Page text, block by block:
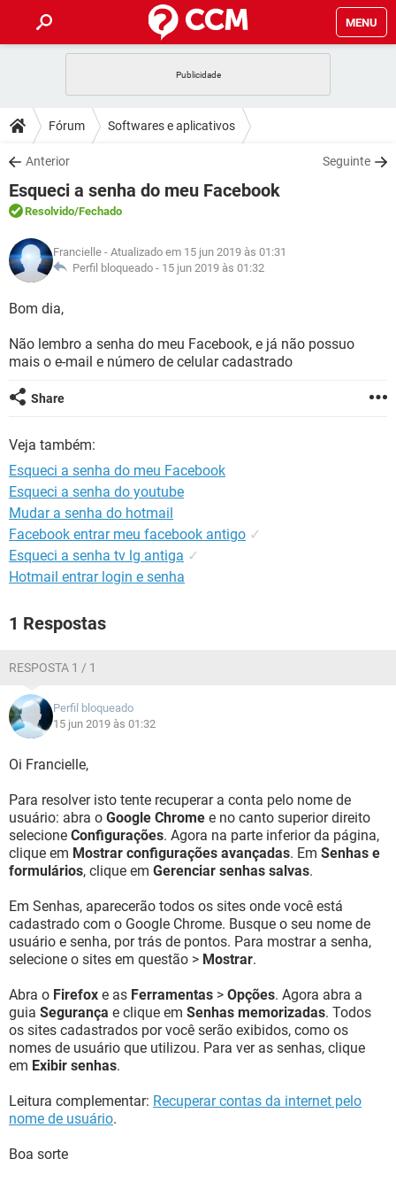
MENU
CELULAR FACEBOOK
OUTLOOK
INSTAGRAM GMAIL
GUIA DE COMPRAS
DICAS
JOGOS WHATSAPP
OUTLOOK
INSTAGRAM
GUIA DE COMPRAS
DOWNLOADS
JOGOS WHATSAPP
CELULAR
OUTLOOK EXCEL
INSTAGRAM
GUIA DE COMPRAS
FÓRUM
JOGOS
CELULAR FACEBOOK
GUIA DE COMPRAS
GLOSSÁRIO
JOGOS
CELULAR
OUTLOOK EXCEL
GUIA DE COMPRAS
Fórum Softwares e aplicativos
Anterior Seguinte
Esqueci a senha do meu Facebook
Resolvido/Fechado
Francielle - Atualizado em 15 jun 2019 às 01:31
Perfil bloqueado - 15 jun 2019 às 01:32
Bom dia,
Não lembro a senha do meu Facebook, e já não possuo
mais o e-mail e número de celular cadastrado
Share
Veja também:
Esqueci a senha do meu Facebook
Esqueci a senha do youtube
Mudar a senha do hotmail
Facebook entrar meu facebook antigo ✓
Esqueci a senha tv lg antiga ✓
Hotmail entrar login e senha
1 Respostas
RESPOSTA 1 / 1
Perfil bloqueado
15 jun 2019 às 01:32
Oi Francielle,
Para resolver isto tente recuperar a conta pelo nome de
usuário: abra o Google Chrome e no canto superior direito
selecione Configurações. Agora na parte inferior da página,
clique em Mostrar configurações avançadas. Em Senhas e
formulários, clique em Gerenciar senhas salvas.
Em Senhas, aparecerão todos os sites onde você está
cadastrado com o Google Chrome. Busque o seu nome de
usuário e senha, por trás de pontos. Para mostrar a senha,
selecione o sites em questão > Mostrar.
Abra o Firefox e as Ferramentas > Opções. Agora abra a
guia Segurança e clique em Senhas memorizadas. Todos
os sites cadastrados por você serão exibidos, como os
nomes de usuário que utilizou. Para ver as senhas, clique
em Exibir senhas.
Leitura complementar: Recuperar contas da internet pelo
nome de usuário.
Boa sorte